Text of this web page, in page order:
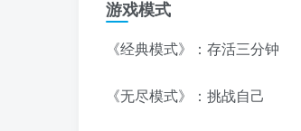
游戏模式
《经典模式》：存活三分钟
《无尽模式》：挑战自己